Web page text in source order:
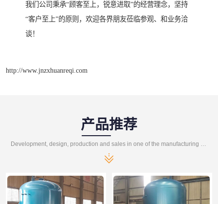
我们公司秉承“顾客至上，锐意进取”的经营理念，坚持
“客户至上”的原则，欢迎各界朋友莅临参观、和业务洽
谈！
http://www.jnzxhuanreqi.com
产品推荐